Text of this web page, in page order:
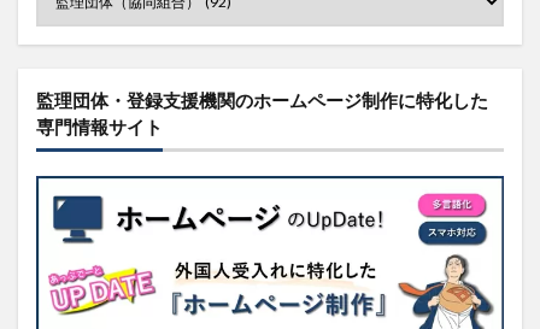
監理団体・登録支援機関のホームページ制作に特化した
専門情報サイト